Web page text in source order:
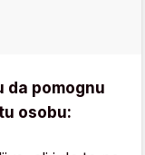
da pomognu
osobu: